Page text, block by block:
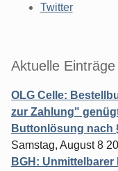
Twitter
Aktuelle Einträge
OLG Celle:
zur Zahlung"
Buttonlösung nach
Samstag, August 8
BGH: